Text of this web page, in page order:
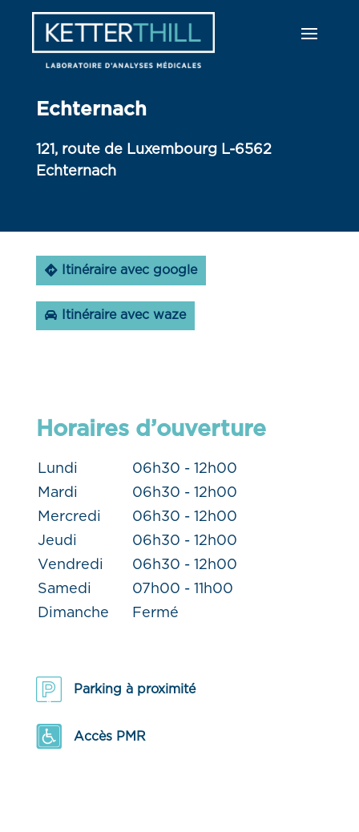
Echternach
121, route de Luxembourg L-6562
Echternach
Itinéraire avec google
Itinéraire avec waze
Horaires d’ouverture
Lundi
06h30 - 12h00
Mardi
06h30 - 12h00
Mercredi
06h30 - 12h00
Jeudi
06h30 - 12h00
Vendredi
06h30 - 12h00
Samedi
07h00 - 11h00
Dimanche
Fermé
Parking à proximité
Accès PMR